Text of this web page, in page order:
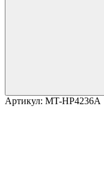
Артикул: MT-HP4236A